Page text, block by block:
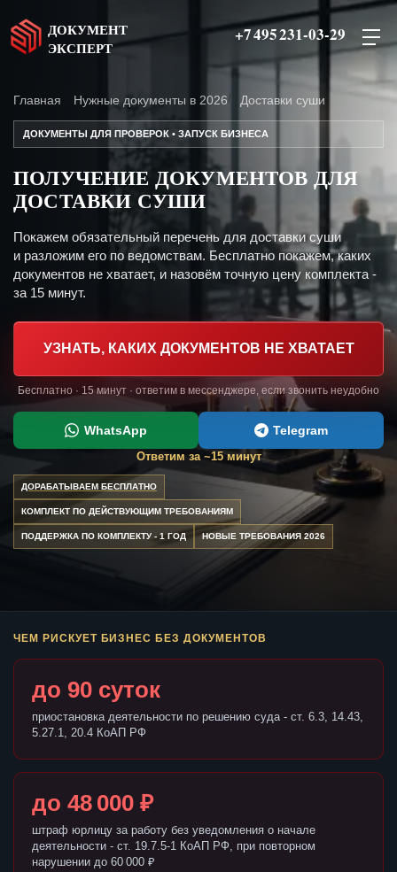
ДОКУМЕНТ
ЭКСПЕРТ
+7 495 231-03-29
Главная Нужные документы в 2026 Доставки суши
ДОКУМЕНТЫ ДЛЯ ПРОВЕРОК • ЗАПУСК БИЗНЕСА
ПОЛУЧЕНИЕ ДОКУМЕНТОВ ДЛЯ
ДОСТАВКИ СУШИ
Покажем обязательный перечень для доставки суши
и разложим его по ведомствам. Бесплатно покажем, каких
документов не хватает, и назовём точную цену комплекта -
за 15 минут.
УЗНАТЬ, КАКИХ ДОКУМЕНТОВ НЕ ХВАТАЕТ
Бесплатно · 15 минут · ответим в мессенджере, если звонить неудобно
WhatsApp Telegram
Ответим за ~15 минут
ДОРАБАТЫВАЕМ БЕСПЛАТНО
КОМПЛЕКТ ПО ДЕЙСТВУЮЩИМ ТРЕБОВАНИЯМ
ПОДДЕРЖКА ПО КОМПЛЕКТУ - 1 ГОД НОВЫЕ ТРЕБОВАНИЯ 2026
ЧЕМ РИСКУЕТ БИЗНЕС БЕЗ ДОКУМЕНТОВ
до 90 суток
приостановка деятельности по решению суда - ст. 6.3, 14.43,
5.27.1, 20.4 КоАП РФ
до 48 000 ₽
штраф юрлицу за работу без уведомления о начале
деятельности - ст. 19.7.5-1 КоАП РФ, при повторном
нарушении до 60 000 ₽